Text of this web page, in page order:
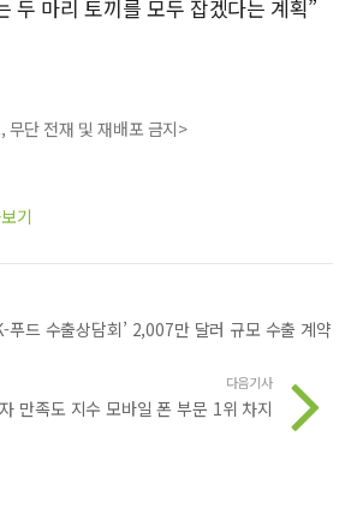
두 마리 토끼를 모두 잡겠다는 계획”
단 전재 및 재배포 금지>
기
푸드 수출상담회’ 2,007만 달러 규모 수출 계약
다음기사
만족도 지수 모바일 폰 부문 1위 차지